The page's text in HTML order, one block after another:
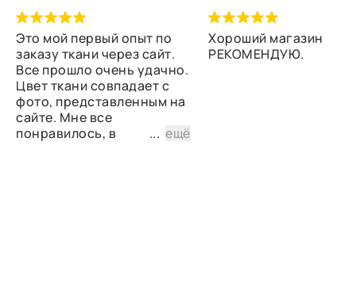
Это мой первый опыт по
заказу ткани через сайт.
Все прошло очень удачно.
Цвет ткани совпадает с
фото, представленным на
сайте. Мне все
понравилось, в
...ещё
Хороший магазин
РЕКОМЕНДУЮ.